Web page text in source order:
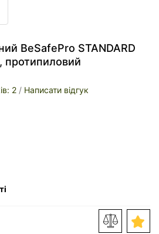
BeSafePro STANDARD
протипиловий
2 / Написати відгук